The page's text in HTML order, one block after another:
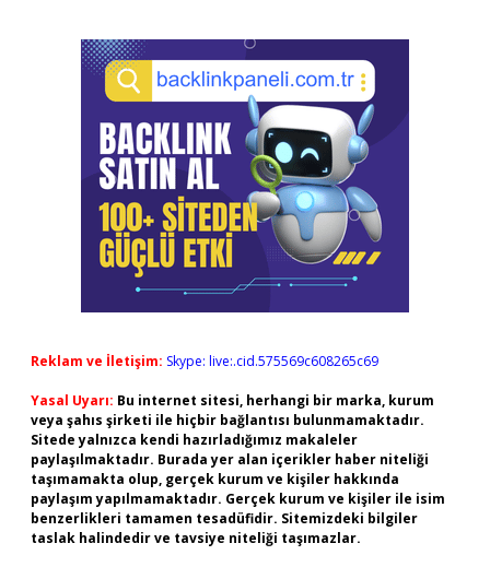
Reklam ve İletişim: Skype: live:.cid.575569c608265c69
Yasal Uyarı: Bu internet sitesi, herhangi bir marka, kurum
veya şahıs şirketi ile hiçbir bağlantısı bulunmamaktadır.
Sitede yalnızca kendi hazırladığımız makaleler
paylaşılmaktadır. Burada yer alan içerikler haber niteliği
taşımamakta olup, gerçek kurum ve kişiler hakkında
paylaşım yapılmamaktadır. Gerçek kurum ve kişiler ile isim
benzerlikleri tamamen tesadüfidir. Sitemizdeki bilgiler
taslak halindedir ve tavsiye niteliği taşımazlar.